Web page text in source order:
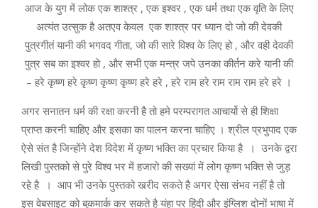
आज के युग में लोक एक शाश्त्र , एक इश्वर , एक धर्म तथा एक वृति के लिए
अत्यंत उत्सुक है अतएव केवल एक शाश्त्र पर ध्यान दो जो की देवकी
पुत्रगीतं यानी की भगवद गीता, जो की सारे विश्व के लिए हो , और वही देवकी
पुत्र सब का इश्वर हो , और सभी एक मन्त्र जपे उनका कीर्तन करे यानी की
– हरे कृष्ण हरे कृष्ण कृष्ण कृष्ण हरे हरे , हरे राम हरे राम राम राम हरे हरे ।
अगर सनातन धर्म की रक्षा करनी है तो हमे परम्परागत आचार्यो से ही शिक्षा
प्राप्त करनी चाहिए और इसका का पालन करना चाहिए । श्रील प्रभुपाद एक
ऐसे संत है जिन्होंने देश विदेश में कृष्ण भक्ति का प्रचार किया है । उनके द्वरा
लिखी पुस्तको से पुरे विश्व भर में हजारो की सख्यां में लोग कृष्ण भक्ति से जुड़
रहे है । आप भी उनके पुस्तको खरीद सकते है अगर ऐसा संभव नहीं है तो
इस वेबसाइट को बुकमार्क कर सकते है यंहा पर हिंदी और इंग्लिश दोनों भाषा में